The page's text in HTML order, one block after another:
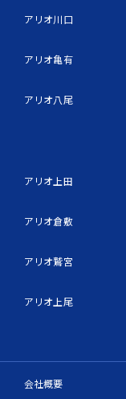
アリオ川口
アリオ亀有
アリオ八尾
アリオ上田
アリオ倉敷
アリオ鷲宮
アリオ上尾
会社概要